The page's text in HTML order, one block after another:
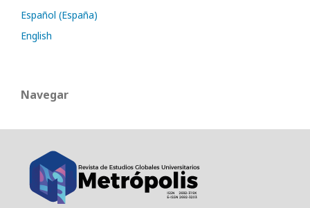
Español (España)
English
Navegar